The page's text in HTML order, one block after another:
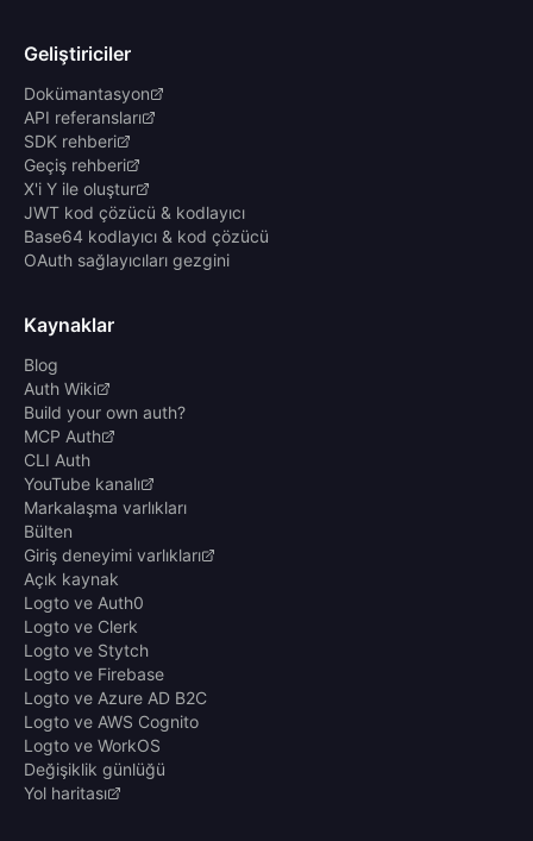
Geliştiriciler
Dokümantasyon
API referansları
SDK rehberi
Geçiş rehberi
X'i Y ile oluştur
JWT kod çözücü & kodlayıcı
Base64 kodlayıcı & kod çözücü
OAuth sağlayıcıları gezgini
Kaynaklar
Blog
Auth Wiki
Build your own auth?
MCP Auth
CLI Auth
YouTube kanalı
Markalaşma varlıkları
Bülten
Giriş deneyimi varlıkları
Açık kaynak
Logto ve Auth0
Logto ve Clerk
Logto ve Stytch
Logto ve Firebase
Logto ve Azure AD B2C
Logto ve AWS Cognito
Logto ve WorkOS
Değişiklik günlüğü
Yol haritası